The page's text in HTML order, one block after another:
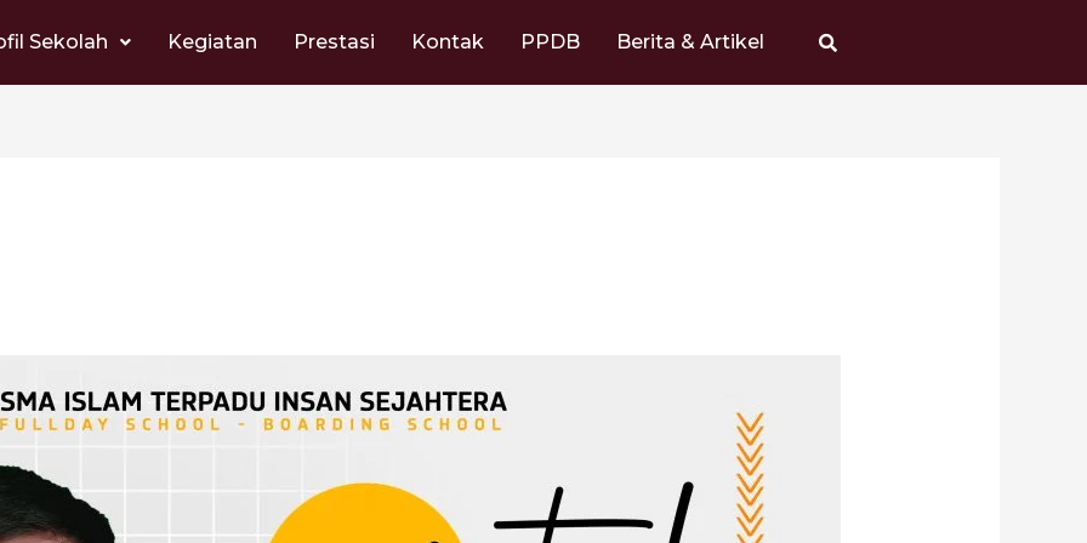
Sekolah Kegiatan Prestasi Kontak PPDB Berita & Artikel